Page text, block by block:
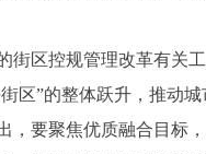
区控规管理改革有关工
区”的整体跃升，推动
要聚焦优质融合目标，